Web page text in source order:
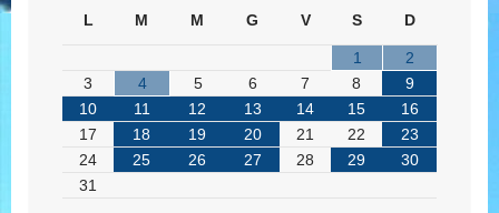
L M M G V S D
1
2
3
4 5 6 7 8
9
10
11 12 13 14 15
16
17
18 19 20 21 22
23
24
25 26 27 28 29
30
31